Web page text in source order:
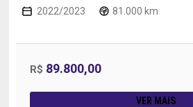
2022/2023 81.000 km
R$ 89.800,00
VER MAIS